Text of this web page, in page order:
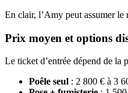
En clair, l’Amy peut assumer le
Prix moyen et options
Le ticket d’entrée dépend de la
Poêle seul : 2 800 € à 3